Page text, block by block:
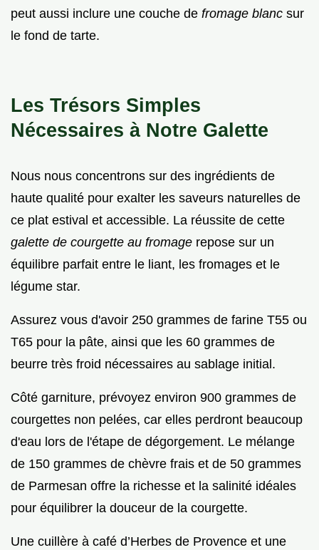
peut aussi inclure une couche de fromage blanc sur
le fond de tarte.
Les Trésors Simples
Nécessaires à Notre Galette
Nous nous concentrons sur des ingrédients de
haute qualité pour exalter les saveurs naturelles de
ce plat estival et accessible. La réussite de cette
galette de courgette au fromage repose sur un
équilibre parfait entre le liant, les fromages et le
légume star.
Assurez vous d'avoir 250 grammes de farine T55 ou
T65 pour la pâte, ainsi que les 60 grammes de
beurre très froid nécessaires au sablage initial.
Côté garniture, prévoyez environ 900 grammes de
courgettes non pelées, car elles perdront beaucoup
d'eau lors de l'étape de dégorgement. Le mélange
de 150 grammes de chèvre frais et de 50 grammes
de Parmesan offre la richesse et la salinité idéales
pour équilibrer la douceur de la courgette.
Une cuillère à café d’Herbes de Provence et une